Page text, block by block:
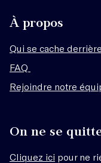
À propos
Qui se cache
FAQ
Rejoindre notre
On ne se
Cliquez ici pour ne